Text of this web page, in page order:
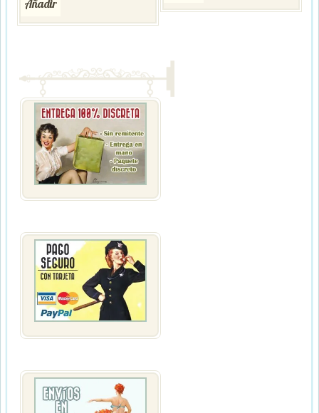
Añadir